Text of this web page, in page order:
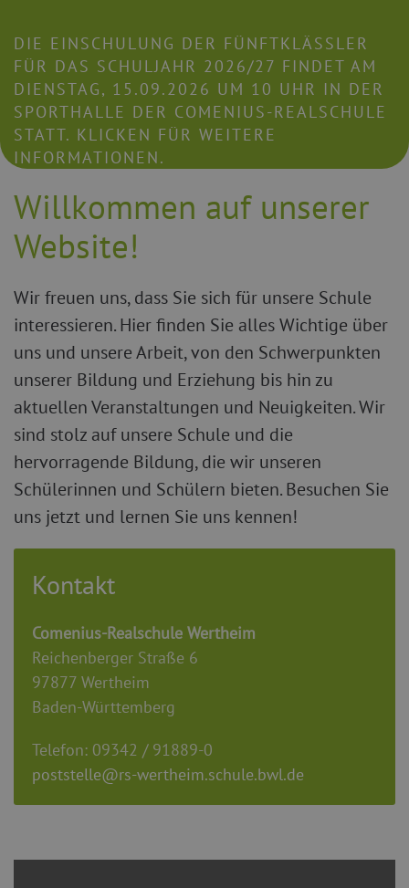
DIE EINSCHULUNG DER FÜNFTKLÄSSLER
FÜR DAS SCHULJAHR 2026/27 FINDET AM
DIENSTAG, 15.09.2026 UM 10 UHR IN DER
SPORTHALLE DER COMENIUS-REALSCHULE
STATT. KLICKEN FÜR WEITERE
INFORMATIONEN.
Willkommen auf unserer
Website!
Wir freuen uns, dass Sie sich für unsere Schule
interessieren. Hier finden Sie alles Wichtige über
uns und unsere Arbeit, von den Schwerpunkten
unserer Bildung und Erziehung bis hin zu
aktuellen Veranstaltungen und Neuigkeiten. Wir
sind stolz auf unsere Schule und die
hervorragende Bildung, die wir unseren
Schülerinnen und Schülern bieten. Besuchen Sie
uns jetzt und lernen Sie uns kennen!
Kontakt
Comenius-Realschule Wertheim
Reichenberger Straße 6
97877 Wertheim
Baden-Württemberg
Telefon: 09342 / 91889-0
poststelle@rs-wertheim.schule.bwl.de